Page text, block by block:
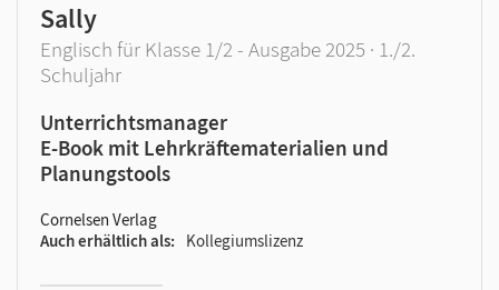
Sally
Englisch für Klasse 1/2 - Ausgabe 2025 · 1./2.
Schuljahr
Unterrichtsmanager
E-Book mit Lehrkräftematerialien und
Planungstools
Cornelsen Verlag
Auch erhältlich als
Kollegiumslizenz